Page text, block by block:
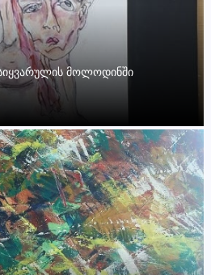
ᲛᲝᲚᲝᲓᲘᲜᲨᲘ